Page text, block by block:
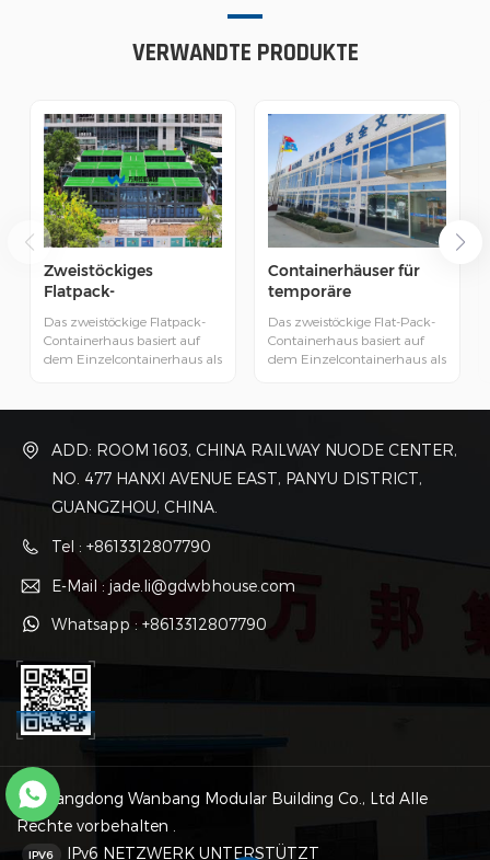
VERWANDTE PRODUKTE
Zweistöckiges
Flatpack-
China
Das zweistöckige Flatpack-
Containerhaus basiert auf
dem Einzelcontainerhaus als
Profilstahlschweißung und
die verschiedenen Einheiten
werden durch Bolzen
verbunden.
Containerhäuser für
temporäre
Das zweistöckige Flat-Pack-
Containerhaus basiert auf
dem Einzelcontainerhaus als
spezielle
Bolzenverbindung gebaut,
die verschiedenen Einheiten
werden durch Bolzen
ADD: ROOM 1603, CHINA RAILWAY NUODE CENTER,
NO. 477 HANXI AVENUE EAST, PANYU DISTRICT,
GUANGZHOU, CHINA.
Tel : +8613312807790
E-Mail : jade.li@gdwbhouse.com
Whatsapp : +8613312807790
© Guangdong Wanbang Modular Building Co., Ltd Alle
Rechte vorbehalten .
IPv6 NETZWERK UNTERSTÜTZT